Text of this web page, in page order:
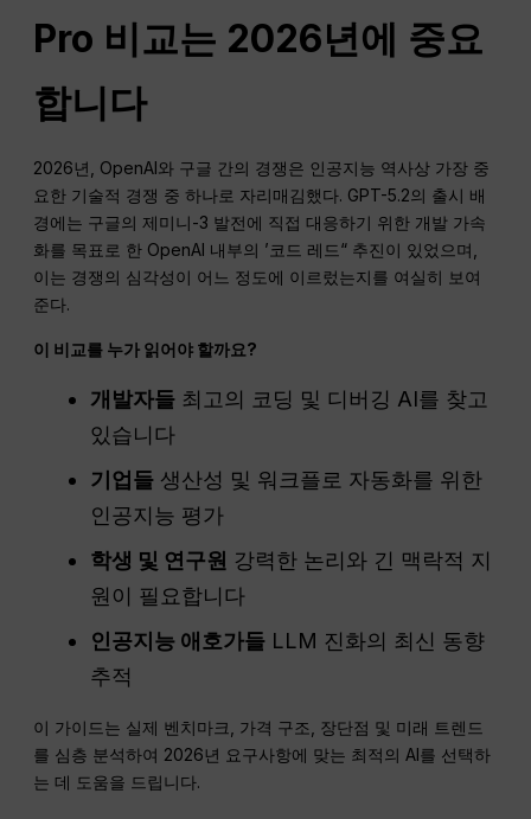
Pro 비교는 2026년에 중요
합니다
2026년, OpenAI와 구글 간의 경쟁은 인공지능 역사상 가장 중
요한 기술적 경쟁 중 하나로 자리매김했다. GPT-5.2의 출시 배
경에는 구글의 제미니-3 발전에 직접 대응하기 위한 개발 가속
화를 목표로 한 OpenAI 내부의 ’코드 레드“ 추진이 있었으며,
이는 경쟁의 심각성이 어느 정도에 이르렀는지를 여실히 보여
준다.
이 비교를 누가 읽어야 할까요?
개발자들 최고의 코딩 및 디버깅 AI를 찾고
있습니다
기업들 생산성 및 워크플로 자동화를 위한
인공지능 평가
학생 및 연구원 강력한 논리와 긴 맥락적 지
원이 필요합니다
인공지능 애호가들 LLM 진화의 최신 동향
추적
이 가이드는 실제 벤치마크, 가격 구조, 장단점 및 미래 트렌드
를 심층 분석하여 2026년 요구사항에 맞는 최적의 AI를 선택하
는 데 도움을 드립니다.